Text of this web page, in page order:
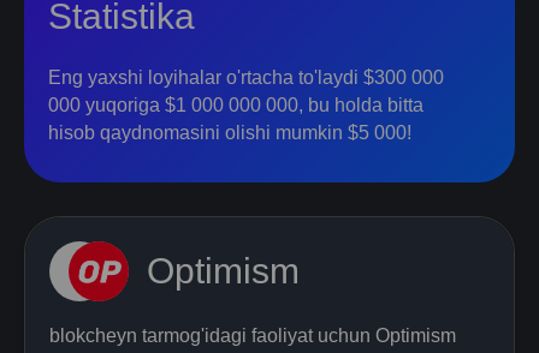
Statistika
Eng yaxshi loyihalar o'rtacha to'laydi $300 000
000 yuqoriga $1 000 000 000, bu holda bitta
hisob qaydnomasini olishi mumkin $5 000!
Optimism
blokcheyn tarmog'idagi faoliyat uchun Optimism